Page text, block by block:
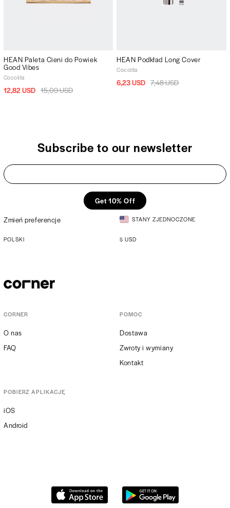
HEAN Paleta Cieni do Powiek
Good Vibes
Cocolita
12,82 USD 15,09 USD
HEAN Podkład Long Cover
Cocolita
6,23 USD 7,48 USD
Subscribe to our newsletter
Get 10% Off
Zmień preferencje
STANY ZJEDNOCZONE
POLSKI $ USD
CORNER
O nas
FAQ
POMOC
Dostawa
Zwroty i wymiany
Kontakt
POBIERZ APLIKACJĘ
iOS
Android